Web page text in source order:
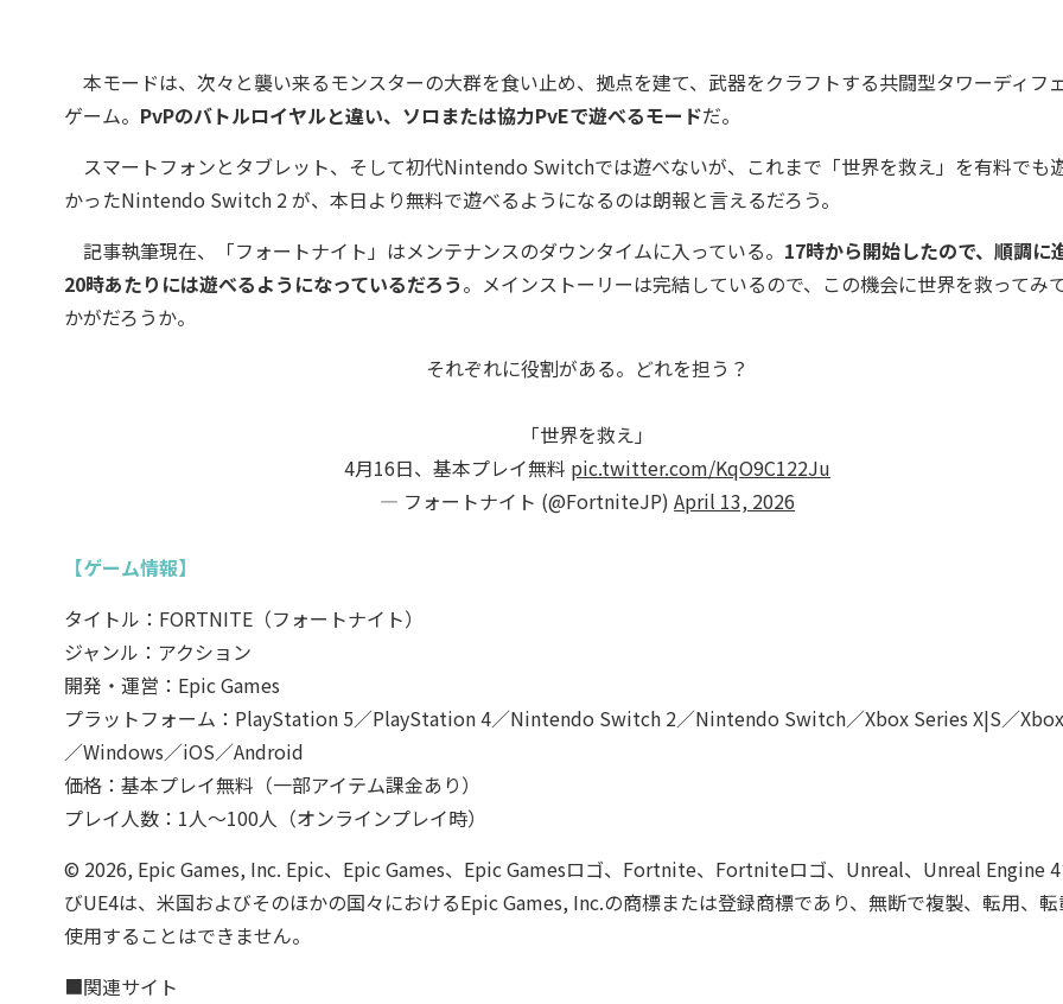
本モードは、次々と襲い来るモンスターの大群を食い止め、拠点を建て、武器をクラフトする共闘型タワーディフ
ゲーム。 PvPのバトルロイヤルと違い、ソロまたは協力PvEで遊べるモードだ。
スマートフォンとタブレット、そして初代Nintendo Switchでは遊べないが、これまで「世界を救え」を有料でも
かったNintendo Switch 2 が、本日より無料で遊べるようになるのは朗報と言えるだろう。
記事執筆現在、「フォートナイト」はメンテナンスのダウンタイムに入っている。 17時から開始したので、順調に
20時あたりには遊べるようになっているだろう。メインストーリーは完結しているので、この機会に世界を救ってみ
かがだろうか。
それぞれに役割がある。どれを担う？
「世界を救え」
4月16日、基本プレイ無料 pic.twitter.com/KqO9C122Ju
— フォートナイト (@FortniteJP)April 13, 2026
【ゲーム情報】
タイトル：FORTNITE（フォートナイト）
ジャンル：アクション
開発・運営：Epic Games
プラットフォーム：PlayStation 5／PlayStation 4／Nintendo Switch 2／Nintendo Switch／Xbox Series X|S／
／Windows／iOS／Android
価格：基本プレイ無料（一部アイテム課金あり）
プレイ人数：1人～100人（オンラインプレイ時）
© 2026, Epic Games, Inc. Epic、Epic Games、Epic Gamesロゴ、Fortnite、Fortniteロゴ、Unreal、Unreal Engine
びUE4は、米国およびそのほかの国々におけるEpic Games, Inc.の商標または登録商標であり、無断で複製、転用、
使用することはできません。
■関連サイト